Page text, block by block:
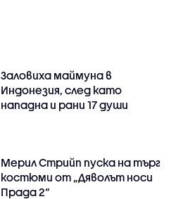
Заловиха маймуна в
Индонезия, след като
нападна и рани 17 души
Мерил Стрийп пуска на търг
костюми от „Дяволът носи
Прада 2“